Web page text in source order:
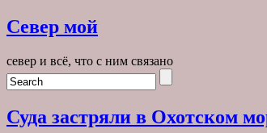
Север мой
север и всё, что с ним связано
Суда застряли в Охотском